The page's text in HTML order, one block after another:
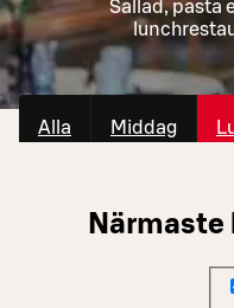
Sallad, pasta
Alla Middag
Närmaste